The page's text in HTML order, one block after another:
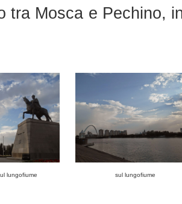
tra Mosca e Pechino,
lungofiume sul lungofiume